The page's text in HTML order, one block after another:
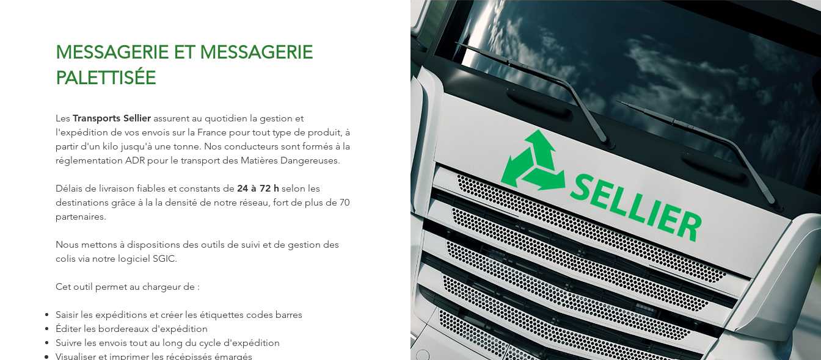
MESSAGERIE ET MESSAGERIE
PALETTISÉE
Les Transports Sellier assurent au quotidien la gestion et
l'expédition de vos envois sur la France pour tout type de produit, à
partir d'un kilo jusqu'à une tonne. Nos conducteurs sont formés à la
réglementation ADR pour le transport des Matières Dangereuses.
Délais de livraison fiables et constants de 24 à 72 h selon les
destinations grâce à la la densité de notre réseau, fort de plus de 70
partenaires.
Nous mettons à dispositions des outils de suivi et de gestion des
colis via notre logiciel SGIC.
Cet outil permet au chargeur de :
Saisir les expéditions et créer les étiquettes codes barres
Éditer les bordereaux d'expédition
Suivre les envois tout au long du cycle d'expédition
Visualiser et imprimer les récépissés émargés